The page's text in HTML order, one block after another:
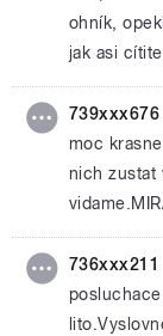
ohník,
jak asi
739xxx676
moc
nich zustat
736xxx211